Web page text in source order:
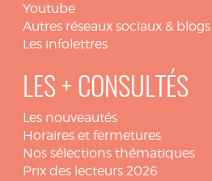
Youtube
Autres réseaux sociaux & blogs
Les infolettres
LES + CONSULTÉS
Les nouveautés
Horaires et fermetures
Nos sélections thématiques
Prix des lecteurs 2026